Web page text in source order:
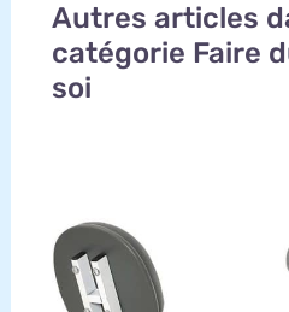
Autres articles
catégorie Faire
soi